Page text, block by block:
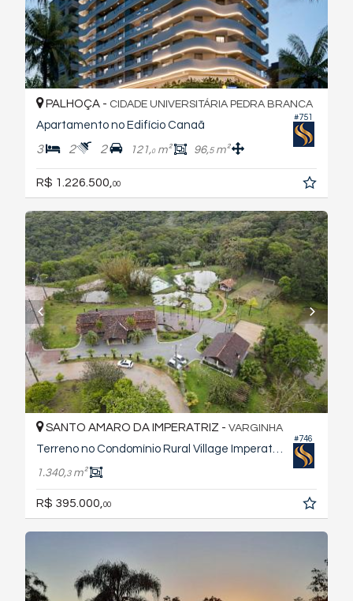
#751
PALHOÇA - CIDADE UNIVERSITÁRIA PEDRA BRANCA
Apartamento no Edifício Canaã
3 2 2 121,0m² 96,5m²
R$ 1.226.500, 00
#746
SANTO AMARO DA IMPERATRIZ - VARGINHA
Terreno no Condomínio Rural Village Imperatriz
1.340,3m²
R$ 395.000,00